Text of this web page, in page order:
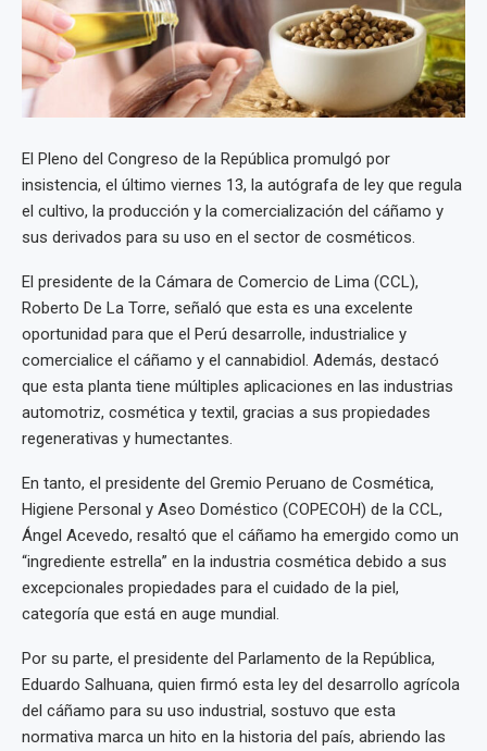
El Pleno del Congreso de la República promulgó por
insistencia, el último viernes 13, la autógrafa de ley que regula
el cultivo, la producción y la comercialización del cáñamo y
sus derivados para su uso en el sector de cosméticos.
El presidente de la Cámara de Comercio de Lima (CCL),
Roberto De La Torre, señaló que esta es una excelente
oportunidad para que el Perú desarrolle, industrialice y
comercialice el cáñamo y el cannabidiol. Además, destacó
que esta planta tiene múltiples aplicaciones en las industrias
automotriz, cosmética y textil, gracias a sus propiedades
regenerativas y humectantes.
En tanto, el presidente del Gremio Peruano de Cosmética,
Higiene Personal y Aseo Doméstico (COPECOH) de la CCL,
Ángel Acevedo, resaltó que el cáñamo ha emergido como un
“ingrediente estrella” en la industria cosmética debido a sus
excepcionales propiedades para el cuidado de la piel,
categoría que está en auge mundial.
Por su parte, el presidente del Parlamento de la República,
Eduardo Salhuana, quien firmó esta ley del desarrollo agrícola
del cáñamo para su uso industrial, sostuvo que esta
normativa marca un hito en la historia del país, abriendo las